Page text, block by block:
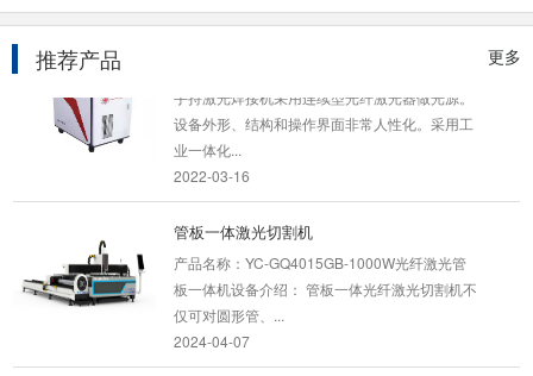
更多
推荐产品
设备外形、结构和操作界面非常人性化。采用工
业一体化...
2022-03-16
管板一体激光切割机
产品名称：YC-GQ4015GB-1000W光纤激光管
板一体机设备介绍： 管板一体光纤激光切割机不
仅可对圆形管、...
2024-04-07